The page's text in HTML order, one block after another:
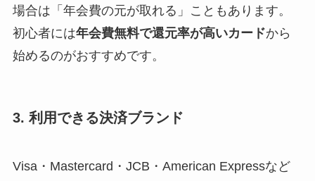
場合は「年会費の元が取れる」こともあります。
初心者には年会費無料で還元率が高いカードから
始めるのがおすすめです。
3. 利用できる決済ブランド
Visa・Mastercard・JCB・American Expressなど